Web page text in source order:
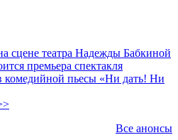
сцене театра Надежды Бабкиной
премьера спектакля
комедийной пьесы «Ни дать! Ни
Все анонсы